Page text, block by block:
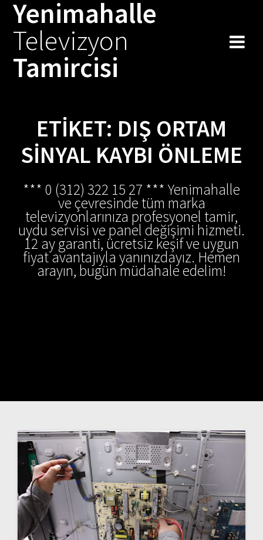
Skip
to
Yenimahalle
Televizyon
Tamircisi
ETIKET: DIŞ ORTAM
SINYAL KAYBI ÖNLEME
*** 0 (312) 322 15 27 *** Yenimahalle
ve çevresinde tüm marka
televizyonlarınıza profesyonel tamir,
uydu servisi ve panel değişimi hizmeti.
12 ay garanti, ücretsiz keşif ve uygun
fiyat avantajıyla yanınızdayız. Hemen
arayın, bugün müdahale edelim!